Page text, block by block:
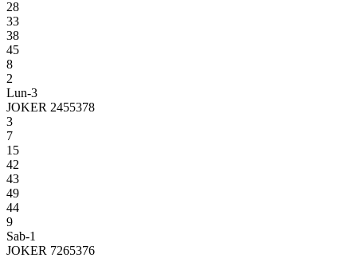
28
33
38
45
8
2
Lun-3
JOKER 2455378
3
7
15
42
43
49
44
9
Sab-1
JOKER 7265376